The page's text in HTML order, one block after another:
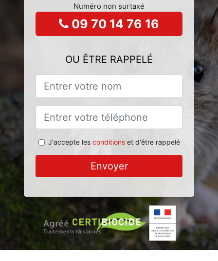
Numéro non surtaxé
09 70 14 76 16
OU ÊTRE RAPPELÉ
J'accepte les conditionset d'être rappelé
Envoyer